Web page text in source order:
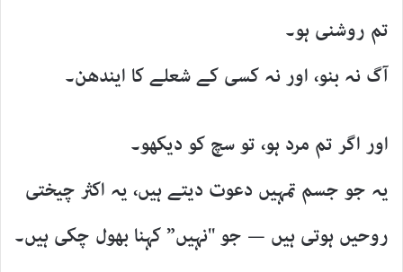
تم روشنی ہو۔
آگ نہ بنو، اور نہ کسی کے شعلے کا ایندھن۔
اور اگر تم مرد ہو، تو سچ کو دیکھو۔
یہ جو جسم تمہیں دعوت دیتے ہیں، یہ اکثر چیختی
روحیں ہوتی ہیں — جو "نہیں” کہنا بھول چکی ہیں۔